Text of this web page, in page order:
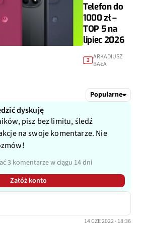
Telefon do
1000 zł –
TOP 5 na
lipiec 2026
3 ARKADIUSZ
BAŁA
Popularne
dyskuję
pisz bez limitu, śledź
na swoje komentarze. Nie
3 komentarze w ciągu 14 dni
Załóż konto
14 CZE 2022 · 18:36